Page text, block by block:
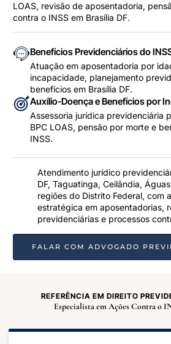
LOAS, revisão de aposentadoria,
contra o INSS em Brasília DF.
Benefícios Previdenciários do
Atuação em aposentadoria por
incapacidade, planejamento
benefícios em Brasília DF.
Auxílio-Doença e Benefícios por
Assessoria jurídica previdenciária
BPC LOAS, pensão por morte e
INSS.
Atendimento jurídico
DF, Taguatinga, Ceilândia,
regiões do Distrito Federal, com
estratégica em aposentadorias,
previdenciárias e processos
FALAR COM ADVOGADO
REFERÊNCIA EM DIREITO
Especialista em Ações Contra o